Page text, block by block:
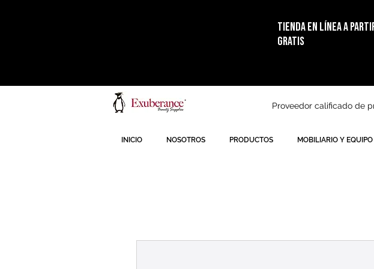
Proveedor calificado de
INICIO NOSOTROS PRODUCTOS MOBILIARIO Y EQUIPO
TIENDA EN LÍNEAa partir
GRATIS